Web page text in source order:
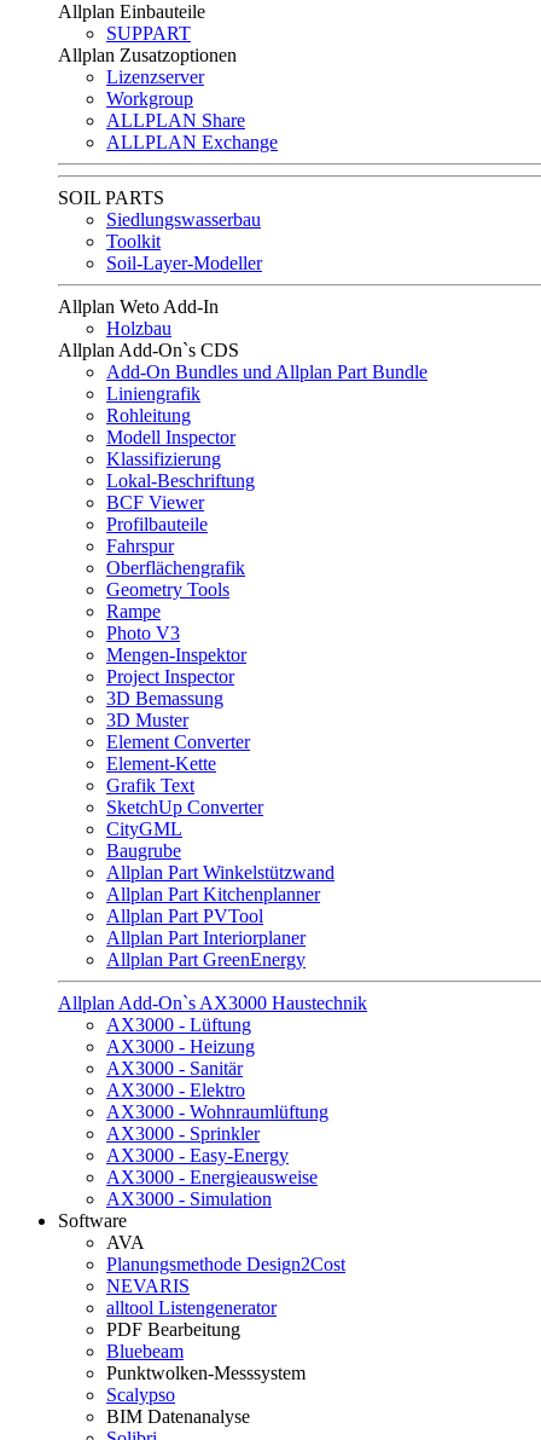
Allplan Einbauteile
SUPPART
Allplan Zusatzoptionen
Lizenzserver
Workgroup
ALLPLAN Share
ALLPLAN Exchange
SOIL PARTS
Siedlungswasserbau
Toolkit
Soil-Layer-Modeller
Allplan Weto Add-In
Holzbau
Allplan Add-On`s CDS
Add-On Bundles und Allplan Part Bundle
Liniengrafik
Rohleitung
Modell Inspector
Klassifizierung
Lokal-Beschriftung
BCF Viewer
Profilbauteile
Fahrspur
Oberflächengrafik
Geometry Tools
Rampe
Photo V3
Mengen-Inspektor
Project Inspector
3D Bemassung
3D Muster
Element Converter
Element-Kette
Grafik Text
SketchUp Converter
CityGML
Baugrube
Allplan Part Winkelstützwand
Allplan Part Kitchenplanner
Allplan Part PVTool
Allplan Part Interiorplaner
Allplan Part GreenEnergy
Allplan Add-On`s AX3000 Haustechnik
AX3000 - Lüftung
AX3000 - Heizung
AX3000 - Sanitär
AX3000 - Elektro
AX3000 - Wohnraumlüftung
AX3000 - Sprinkler
AX3000 - Easy-Energy
AX3000 - Energieausweise
AX3000 - Simulation
Software
AVA
Planungsmethode Design2Cost
NEVARIS
alltool Listengenerator
PDF Bearbeitung
Bluebeam
Punktwolken-Messsystem
Scalypso
BIM Datenanalyse